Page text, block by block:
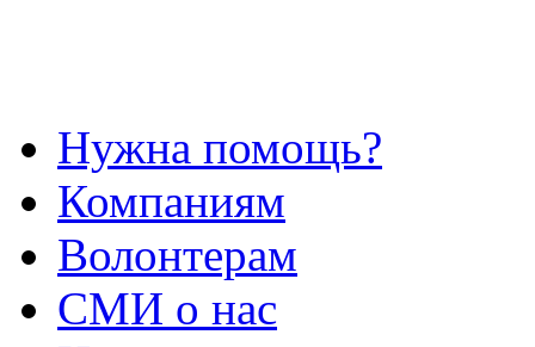
Нужна помощь?
Компаниям
Волонтерам
СМИ о нас